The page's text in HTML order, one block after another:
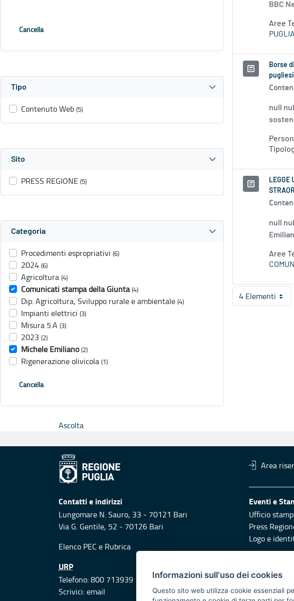
Cancella
Tipo
Contenuto Web (5)
Sito
PRESS REGIONE (5)
Categoria
Procedimenti espropriativi (6)
2024 (6)
Agricoltura (4)
Comunicati stampa della Giunta (4)
Dip. Agricoltura, Sviluppo rurale e ambientale (4)
Impianti elettrici (3)
Misura 5.A (3)
2023 (2)
Michele Emiliano (2)
Rigenerazione olivicola (1)
Cancella
BBC
Aree
Borse
null
LEGGE
null
Aree
4 Elementi
Per
Ascolta
Area
Contatti e indirizzi
Lungomare N. Sauro, 33 - 70121 Bari
Via G. Gentile, 52 - 70126 Bari
Elenco PEC e Rubrica
Eventi e
Ufficio
Press
Logo e
URP
Telefono: 800 713939
Scrivici:email
Responsabili
Informazioni sull'uso dei cookies
Questo sito web utilizza cookie essenziali